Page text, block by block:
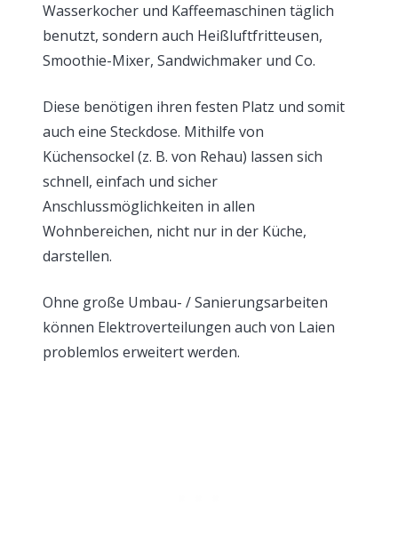
Wasserkocher und Kaffeemaschinen täglich
benutzt, sondern auch Heißluftfritteusen,
Smoothie-Mixer, Sandwichmaker und Co.
Diese benötigen ihren festen Platz und somit
auch eine Steckdose. Mithilfe von
Küchensockel (z. B. von Rehau) lassen sich
schnell, einfach und sicher
Anschlussmöglichkeiten in allen
Wohnbereichen, nicht nur in der Küche,
darstellen.
Ohne große Umbau- / Sanierungsarbeiten
können Elektroverteilungen auch von Laien
problemlos erweitert werden.